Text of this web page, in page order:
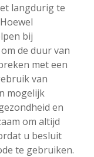
langdurig te
bij
de duur van
met een
van
mogelijk
en
om altijd
u besluit
te gebruiken.